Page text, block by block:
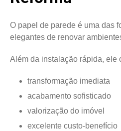
O papel de parede é uma das
elegantes de renovar
Além da instalação rápida, ele
transformação imediata
acabamento sofisticado
valorização do imóvel
excelente custo-benefício